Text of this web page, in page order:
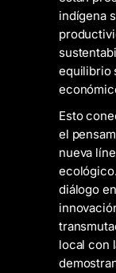
indígena
equilibrio
Esto
el
nueva
diálogo
local con